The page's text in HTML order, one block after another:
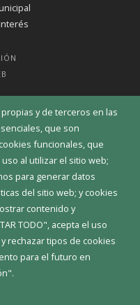
y de terceros en las
que son
funcionales, que
al utilizar el sitio web;
para generar datos
del sitio web; y cookies
contenido y
TODO", acepta el uso
rechazar tipos de cookies
para el futuro en